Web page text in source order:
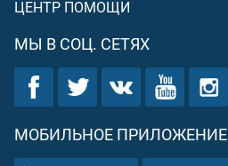
ЦЕНТР ПОМОЩИ
МЫ В СОЦ. СЕТЯХ
МОБИЛЬНОЕ ПРИЛОЖЕНИЕ